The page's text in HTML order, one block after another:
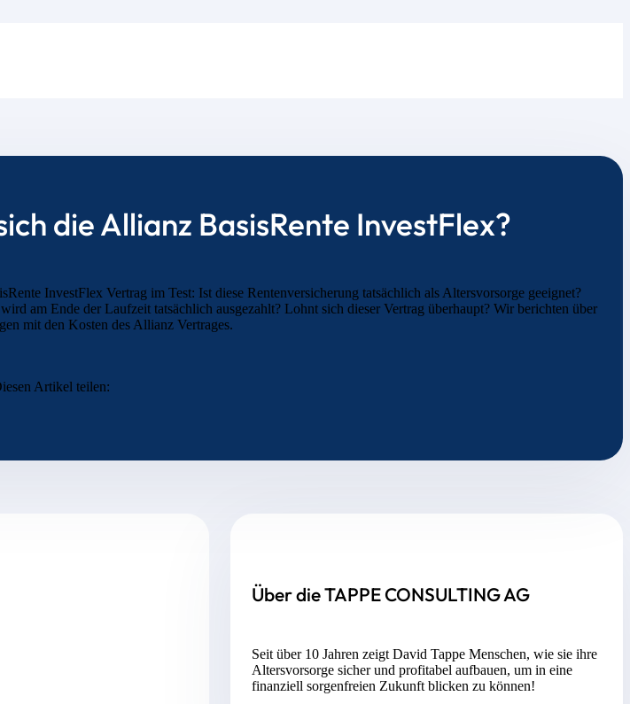
sich die Allianz BasisRente InvestFlex?
InvestFlex Vertrag im Test: Ist diese Rentenversicherung tatsächlich als Altersvorsorge geeignet?
wird am Ende der Laufzeit tatsächlich ausgezahlt? Lohnt sich dieser Vertrag überhaupt? Wir berichten über
mit den Kosten des Allianz Vertrages.
Artikel teilen:
Über die TAPPE CONSULTING AG
Seit über 10 Jahren zeigt David Tappe Menschen, wie sie ihre
Altersvorsorge sicher und profitabel aufbauen, um in eine
finanziell sorgenfreien Zukunft blicken zu können!